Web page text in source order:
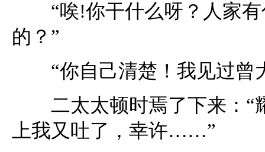
“唉!你干什么呀？人家有
的？”
“你自己清楚！我见过曾
二太太顿时焉了下来：“
上我又吐了，幸许……”